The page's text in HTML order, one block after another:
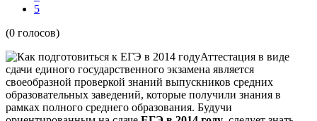
5
(0 голосов)
Аттестация в виде
сдачи единого государственного экзамена является
своеобразной проверкой знаний выпускников средних
образовательных заведений, которые получили знания в
рамках полного среднего образования. Будучи